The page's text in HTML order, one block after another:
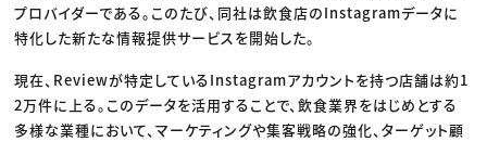
プロバイダーである。このたび、同社は飲食店のInstagramデータに
特化した新たな情報提供サービスを開始した。
現在、Reviewが特定しているInstagramアカウントを持つ店舗は約1
2万件に上る。このデータを活用することで、飲食業界をはじめとする
多様な業種において、マーケティングや集客戦略の強化、ターゲット顧